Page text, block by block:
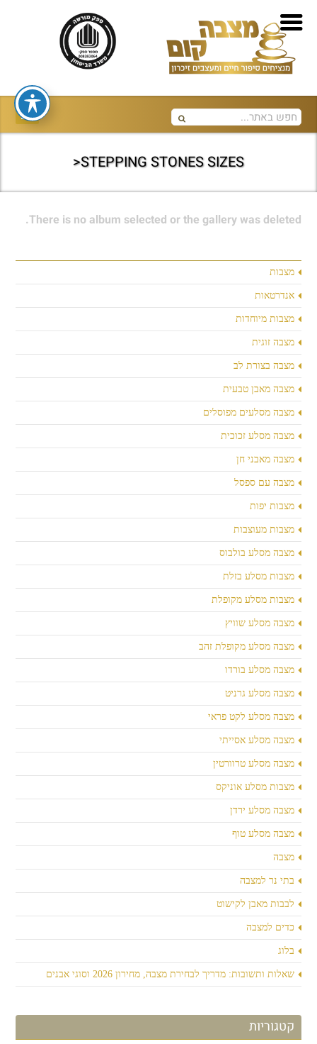
STEPPING STONES SIZES<
מצבות
אנדרטאות
מצבות מיוחדות
מצבה זוגית
מצבה בצורת לב
מצבה מאבן טבעית
מצבה מסלעים מפוסלים
מצבה מסלע זכוכית
מצבה מאבני חן
מצבה עם ספסל
מצבות יפות
מצבות מעוצבות
מצבה מסלע בולבוס
מצבות מסלע בזלת
מצבות מסלע מקופלת
מצבה מסלע שוויץ
מצבה מסלע מקופלת זהב
מצבה מסלע בורדו
מצבה מסלע גרניט
מצבה מסלע לקט פראי
מצבה מסלע אסייתי
מצבה מסלע טרוורטין
מצבות מסלע אוניקס
מצבה מסלע ירדן
מצבה מסלע טוף
מצבה
בתי נר למצבה
לבבות מאבן לקישוט
כדים למצבה
בלוג
שאלות ותשובות: מדריך לבחירת מצבה, מחירון 2026 וסוגי אבנים
קטגוריות
There is no album selected or the gallery was deleted.